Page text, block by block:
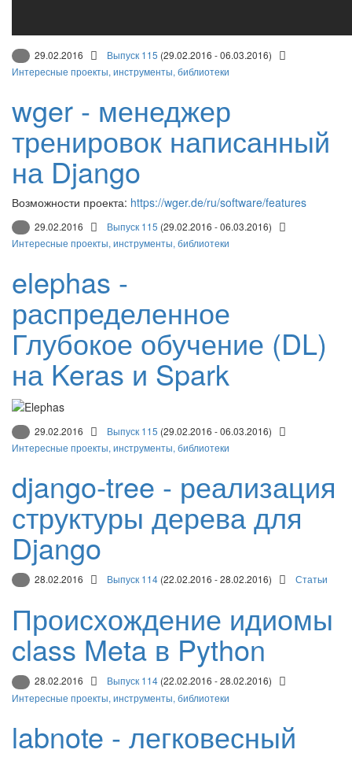
29.02.2016 Выпуск 115 (29.02.2016 - 06.03.2016)
Интересные проекты, инструменты, библиотеки
wger - менеджер
тренировок написанный
на Django
Возможности проекта: https://wger.de/ru/software/features
29.02.2016 Выпуск 115 (29.02.2016 - 06.03.2016)
Интересные проекты, инструменты, библиотеки
elephas -
распределенное
Глубокое обучение (DL)
на Keras и Spark
29.02.2016 Выпуск 115 (29.02.2016 - 06.03.2016)
Интересные проекты, инструменты, библиотеки
django-tree - реализация
структуры дерева для
Django
28.02.2016 Выпуск 114 (22.02.2016 - 28.02.2016) Статьи
Происхождение идиомы
class Meta в Python
28.02.2016 Выпуск 114 (22.02.2016 - 28.02.2016)
Интересные проекты, инструменты, библиотеки
labnote - легковесный